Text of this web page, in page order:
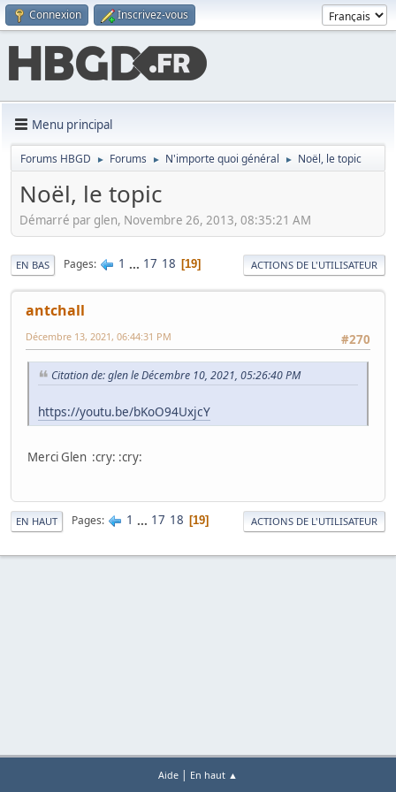
Connexion Inscrivez-vous
Menu principal
Forums HBGD ► Forums ► N'importe quoi général ► Noël, le topic
Noël, le topic
Démarré par glen, Novembre 26, 2013, 08:35:21 AM
EN BAS Pages 1 ... 17 18 19 ACTIONS DE L'UTILISATEUR
antchall
#270
Décembre 13, 2021, 06:44:31 PM
Citation de: glen le Décembre 10, 2021, 05:26:40 PM
https://youtu.be/bKoO94UxjcY
Merci Glen :cry: :cry:
EN HAUT Pages 1 ... 17 18 19 ACTIONS DE L'UTILISATEUR
Aide | En haut ▲